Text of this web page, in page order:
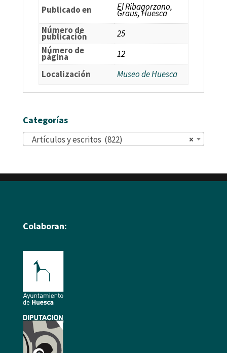
Publicado en El Ribagorzano,
Graus, Huesca
Número de
publicación
25
Número de
página
12
Localización
Museo de Huesca
Categorías
×
Artículos y escritos (822)
Colaboran: